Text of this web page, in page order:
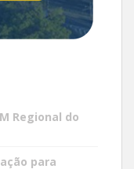
Regional do
para